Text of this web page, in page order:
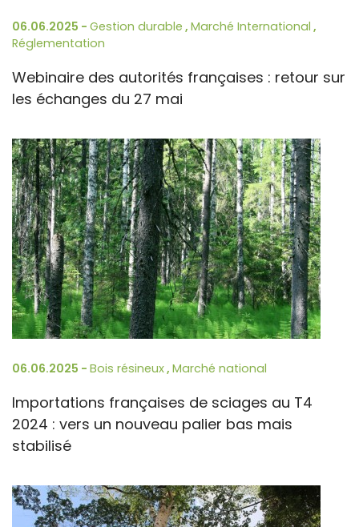
06.06.2025 - Gestion durable , Marché International ,
Réglementation
Webinaire des autorités françaises : retour sur
les échanges du 27 mai
06.06.2025 - Bois résineux, Marché national
Importations françaises de sciages au T4
2024 : vers un nouveau palier bas mais
stabilisé